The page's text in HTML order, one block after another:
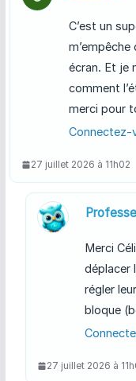
C’est un
écran. Et je
comment
merci pour
Connectez-
27 juillet 2026 à 11h02
Merci
déplacer
régler
bloque
27 juillet 2026 à